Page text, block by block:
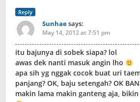
Reply
Sunhaesays:
May 14, 2012 at 7:51 pm
itu bajunya di sobek siapa? lol
awas dek nanti masuk angin lho
apa sih yg nggak cocok buat uri
panjang? OK, baju setengah? OK
makin lama makin ganteng aja,